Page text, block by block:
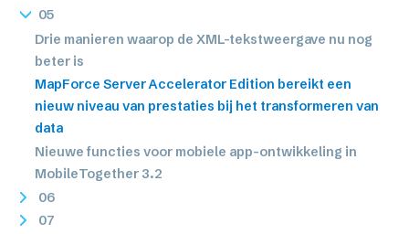
05
Drie manieren waarop de XML-tekstweergave nu nog
beter is
MapForce Server Accelerator Edition bereikt een
nieuw niveau van prestaties bij het transformeren van
data
Nieuwe functies voor mobiele app-ontwikkeling in
MobileTogether 3.2
06
07